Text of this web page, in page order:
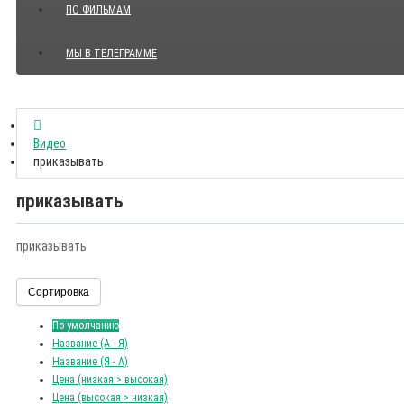
Показать все Цитаты с видео
ПО ФИЛЬМАМ
МЫ В ТЕЛЕГРАММЕ
Видео
приказывать
приказывать
приказывать
Сортировка
По умолчанию
Название (А - Я)
Название (Я - А)
Цена (низкая > высокая)
Цена (высокая > низкая)